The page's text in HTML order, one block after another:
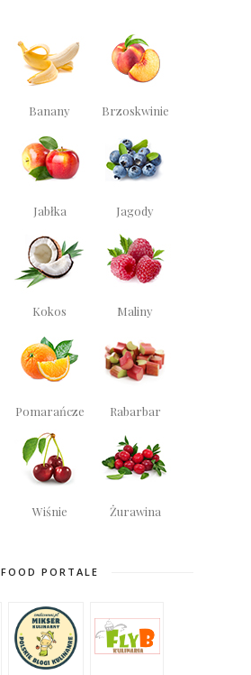
Banany Brzoskwinie
Jabłka Jagody
Kokos Maliny
Pomarańcze Rabarbar
Wiśnie Żurawina
FOOD PORTALE